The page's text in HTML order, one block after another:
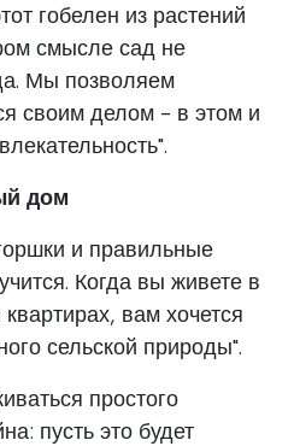
гобелен из растений
смысле сад не
Мы позволяем
своим делом - в этом и
дом
и правильные
Когда вы живете в
вам хочется
сельской природы".
простого
пусть это будет